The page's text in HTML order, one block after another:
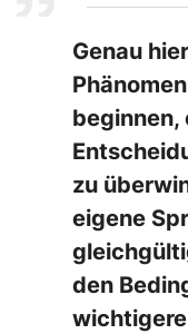
Genau
zu
eigene
den